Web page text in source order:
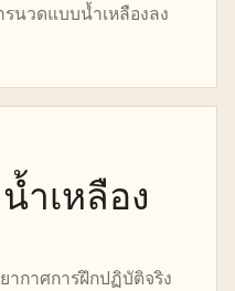
นวดแบบน้ำเหลืองลง
ำเหลือง
กาศการฝึกปฏิบัติจริง